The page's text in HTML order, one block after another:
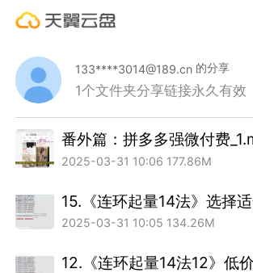
133****3014@189.cn 的分享
1个文件夹分享链接永久有效
番外篇：拼多多强微付费
2025-03-31 10:06 177.86M
2025-03-31 10:05 134.26M